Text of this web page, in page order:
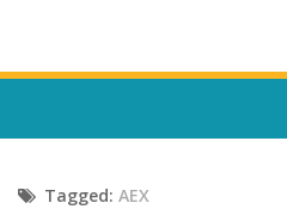
Escola, Institutos e Órgãos
Tagged: AEX